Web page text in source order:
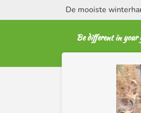
direct
De mooiste
Be different in your